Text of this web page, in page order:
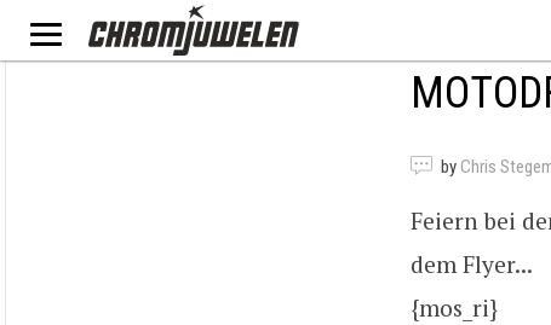
by Chris
Feiern bei
dem Flyer...
{mos_ri}